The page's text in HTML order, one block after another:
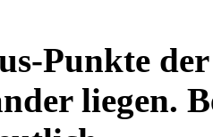
Punkte
liegen.